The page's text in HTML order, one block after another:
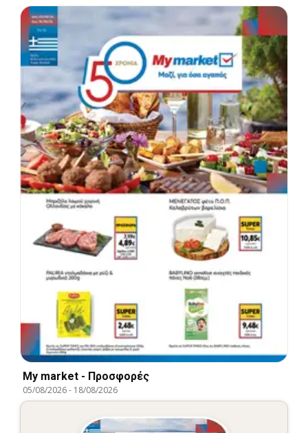
My market - Προσφορές
05/08/2026- 18/08/2026